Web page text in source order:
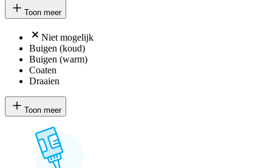
Toon meer
Niet mogelijk
Buigen (koud)
Buigen (warm)
Coaten
Draaien
Toon meer